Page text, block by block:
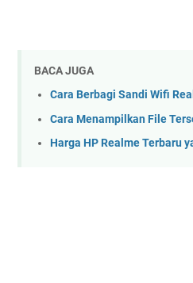
BACA JUGA
Cara Berbagi Sandi Wifi
Cara Menampilkan File
Harga HP Realme Terbaru